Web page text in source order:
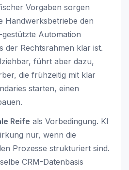
Vorgaben sorgen
Handwerksbetriebe den
Automation
der Rechtsrahmen klar ist.
führt aber dazu,
die frühzeitig mit klar
starten, einen
Reife als Vorbedingung. KI
nur, wenn die
Prozesse strukturiert sind.
CRM-Datenbasis